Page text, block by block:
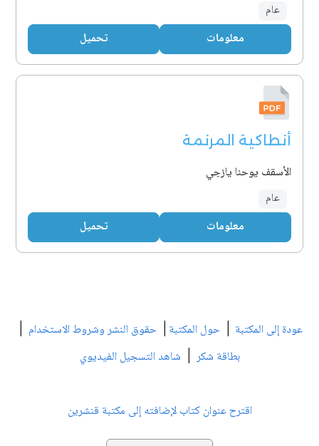
عام
معلومات تحميل
أنطاكية المرنمة
الأسقف يوحنا يازجي
عام
معلومات تحميل
عودة إلى المكتبة | حول المكتبة | حقوق النشر وشروط الاستخدام |
بطاقة شكر| شاهد التسجيل الفيديوي
اقترح عنوان كتاب لإضافته إلى مكتبة قنشرين